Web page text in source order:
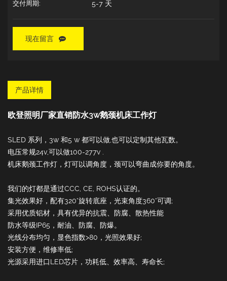
交付周期: 5-7 天
现在留言
产品详情
欧登照明厂家直销防水3w鹅颈机床工作灯
SLED 系列，3w 和5 w 都可以做,也可以定制其他瓦数。
电压常规24v,可以做100-277v .
机床鹅颈工作灯，灯可以调角度，颈可以弯曲成你要的角度。
我们的灯都是通过CCC, CE, ROHS认证的。
集光效果好，配有320°旋转底座，光束角度360°可调;
采用优质铝材，具有优异的抗震、防腐、散热性能
防水等级IP65，耐油、防腐、防爆。
光线分布均匀，显色指数>80，光照效果好;
安装方便，维修率低;
光源采用进口LED芯片，功耗低、效率高、寿命长;